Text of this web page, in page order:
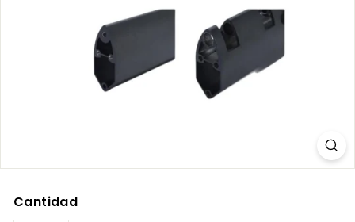
Cantidad